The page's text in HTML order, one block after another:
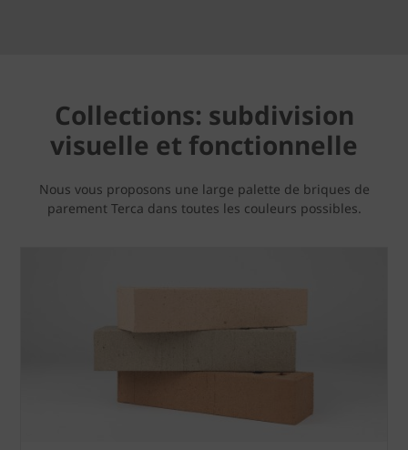
Collections: subdivision
visuelle et fonctionnelle
Nous vous proposons une large palette de briques de
parement Terca dans toutes les couleurs possibles.